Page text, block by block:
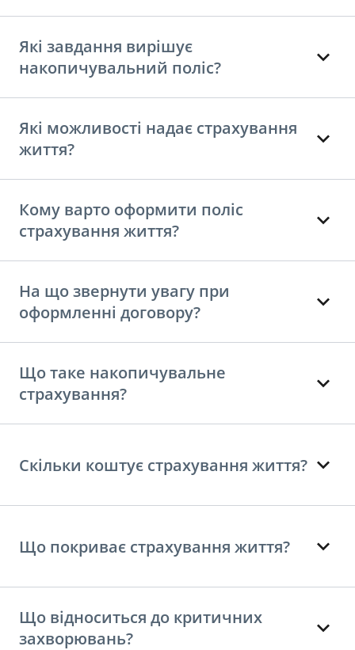
Які завдання вирішує
накопичувальний поліс?
Які можливості надає страхування
життя?
Кому варто оформити поліс
страхування життя?
На що звернути увагу при
оформленні договору?
Що таке накопичувальне
страхування?
Скільки коштує страхування життя?
Що покриває страхування життя?
Що відноситься до критичних
захворювань?